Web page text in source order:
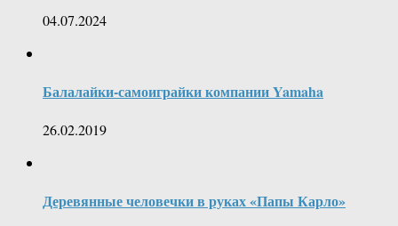
04.07.2024
Балалайки-самоиграйки компании Yamaha
26.02.2019
Деревянные человечки в руках «Папы Карло»